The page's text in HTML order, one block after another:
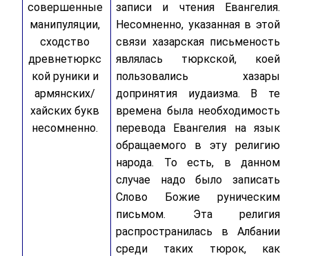
записи и чтения Евангелия.
Несомненно, указанная в этой
связи хазарская письменость
являлась тюркской, коей
пользовались хазары
допринятия иудаизма. В те
времена была необходимость
перевода Евангелия на язык
обращаемого в эту религию
народа. То есть, в данном
случае надо было записать
Слово Божие руническим
письмом. Эта религия
распространилась в Албании
среди таких тюрок, как
совершенные
манипуляции,
сходство
древнетюркс
кой руники и
армянских/
хайских букв
несомненно.